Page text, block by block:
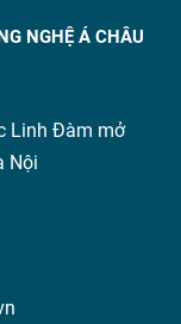
NGHỆ Á CHÂU
Linh Đàm mở
Nội